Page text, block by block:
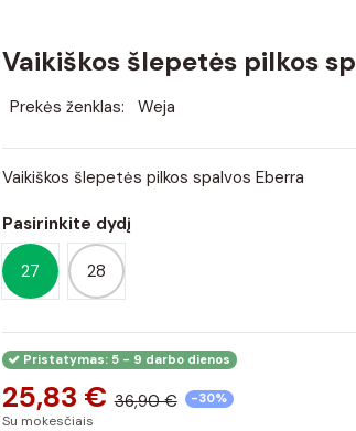
Vaikiškos šlepetės pilkos
Prekės ženklas: Weja
Vaikiškos šlepetės pilkos spalvos Eberra
Pasirinkite dydį
27 28
Pristatymas: 5 - 9 darbo dienos
25,83 € 36,90 € -30%
Su mokesčiais